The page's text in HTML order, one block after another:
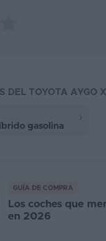
DEL TOYOTA AYGO
gasolina
GUÍA DE COMPRA
Los coches que
en 2026